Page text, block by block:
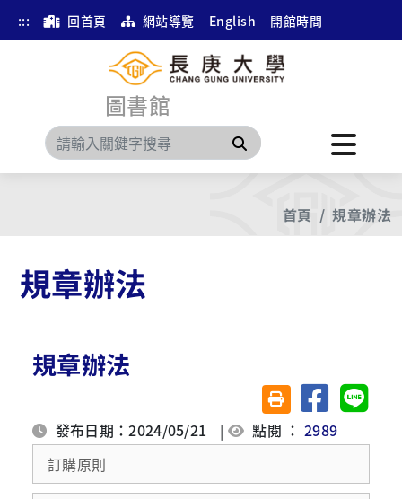
::: 回首頁 網站導覽 English 開館時間
圖書館
搜尋
首頁 規章辦法
規章辦法
規章辦法
友善列印(另開視窗)
分享至臉書分享
發布日期：2024/05/21 | 點閱 ：2989
訂購原則